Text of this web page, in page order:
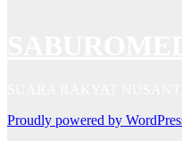
Proudly powered by